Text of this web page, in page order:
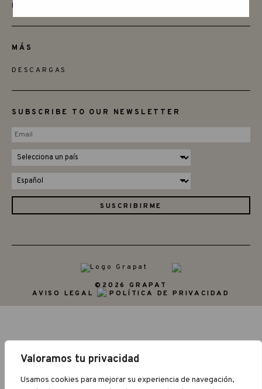
Valoramos tu privacidad
Usamos cookies para mejorar su experiencia de navegación,
DISTRIBUDORES
MÁS
DESCARGAS
SUBSCRIBE TO OUR NEWSLETTER
©2026 GRAPAT
AVISO LEGAL
POLÍTICA DE PRIVACIDAD